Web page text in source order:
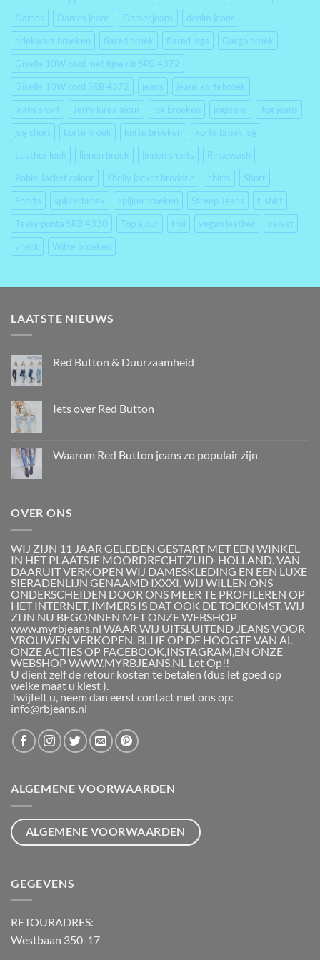
Dames
Dames jeans Damesjeans
denim jeans
driekwart broeken
flared broek flared legs
Gargo broek
Giselle 10W cord met fijne rib SRB 4372
Giselle 10W cord SRB 4372
jeans
jeans kortebroek
jeans short
Jerry lurex ajour jog broeken jogjeans
Jog jeans
jog short
korte broek korte broeken
korte broek jog
Leather look
linnen broek linnen shorts
Rinsewash
Robie Jacket colour
Shelly jacket broderie shirts
Short
Shorts
spijkerbroek spijkerbroeken Streep Jeans
t-shirt
Tessy punta SRB 4330
Top ajour trui vegan leather
velvet
vneck
Witte broeken
LAATSTE NIEUWS
Red Button & Duurzaamheid
Iets over Red Button
Waarom Red Button jeans zo populair zijn
OVER ONS
WIJ ZIJN 11 JAAR GELEDEN GESTART MET EEN WINKEL
IN HET PLAATSJE MOORDRECHT ZUID-HOLLAND. VAN
DAARUIT VERKOPEN WIJ DAMESKLEDING EN EEN LUXE
SIERADENLIJN GENAAMD IXXXI. WIJ WILLEN ONS
ONDERSCHEIDEN DOOR ONS MEER TE PROFILEREN OP
HET INTERNET, IMMERS IS DAT OOK DE TOEKOMST. WIJ
ZIJN NU BEGONNEN MET ONZE WEBSHOP
www.myrbjeans.nl WAAR WIJ UITSLUITEND JEANS VOOR
VROUWEN VERKOPEN. BLIJF OP DE HOOGTE VAN AL
ONZE ACTIES OP FACEBOOK,INSTAGRAM,EN ONZE
WEBSHOP WWW.MYRBJEANS.NL Let Op!!
U dient zelf de retour kosten te betalen (dus let goed op
welke maat u kiest ).
Twijfelt u, neem dan eerst contact met ons op:
info@rbjeans.nl
ALGEMENE VOORWAARDEN
ALGEMENE VOORWAARDEN
GEGEVENS
RETOURADRES:
Westbaan 350-17